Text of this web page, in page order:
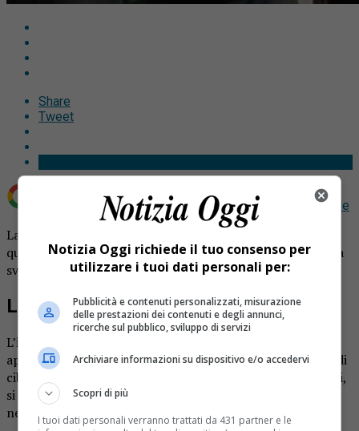
Share
Tweet
Aggiungi Notizia Oggi.it come Fonte preferita su Google
Ladri in azione a Pollone. Nel corso della scorsa notte,
qualcuno si è introdotto all’interno di un’abitazione e l’ha
svaligiata.
Ladri
L’inventario è ancora in corso, ma stando a quanto si
apprende i malviventi avrebbero sottratto arredi, scorte di
cibo e suppellettili. Evidentemente non ancora soddisfatti,
si sono impossessati delle chiavi di un’auto trovate
nell’abitazione e sono scappati rubando anche la vettura.
Notizia Oggi richiede il tuo consenso per
utilizzare i tuoi dati personali per:
Pubblicità e contenuti personalizzati, misurazione
delle prestazioni dei contenuti e degli annunci,
ricerche sul pubblico, sviluppo di servizi
Archiviare informazioni su dispositivo e/o accedervi
Scopri di più
I tuoi dati personali verranno trattati da 431 partner e le